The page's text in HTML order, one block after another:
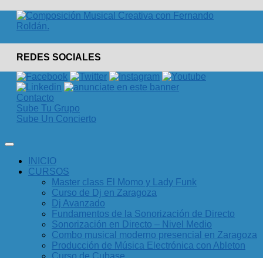
REDES SOCIALES
Contacto
Sube Tu Grupo
Sube Un Concierto
INICIO
CURSOS
Master class El Momo y Lady Funk
Curso de Dj en Zaragoza
Dj Avanzado
Fundamentos de la Sonorización de Directo
Sonorización en Directo – Nivel Medio
Combo musical moderno presencial en Zaragoza
Producción de Música Electrónica con Ableton
Curso de Cubase